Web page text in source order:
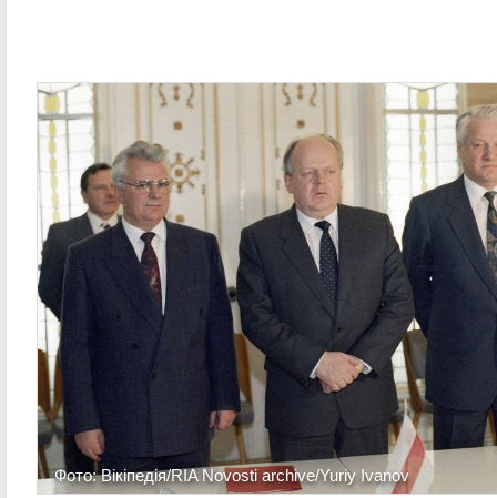
Фото: Вікіпедія/RIA Novosti archive/Yuriy Ivanov